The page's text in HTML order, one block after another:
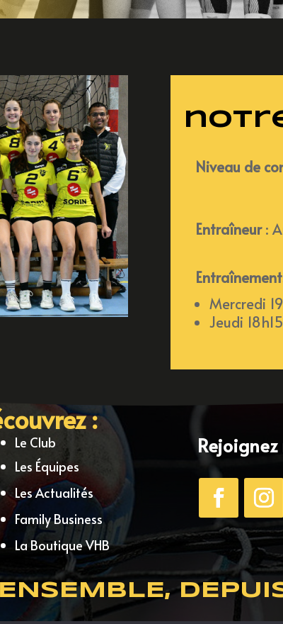
Niveau de
Entraîneur:
Mercredi
Jeudi
:
Le Club
Les Équipes
Les Actualités
Family Business
La Boutique VHB
Rejoignez